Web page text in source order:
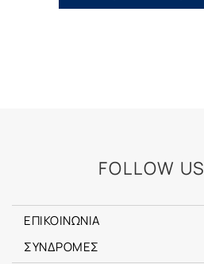
FOLLOW US
ΕΠΙΚΟΙΝΩΝΙΑ
ΣΥΝΔΡΟΜΕΣ